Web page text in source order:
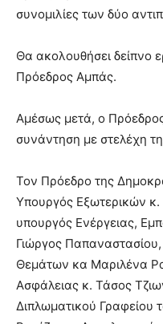
συνομιλίες των δύο
Θα ακολουθήσει δείπνο
Πρόεδρος Αμπάς.
Αμέσως μετά, ο
συνάντηση με στελέχη
Τον Πρόεδρο της
Υπουργός Εξωτερικών
υπουργός Ενέργειας,
Γιώργος
Θεμάτων κα Μαριλένα
Ασφάλειας κ. Τάσος
Διπλωματικού